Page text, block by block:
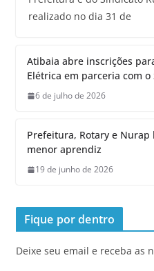
realizado no dia 31 de
Atibaia abre inscrições
Elétrica em parceria com o
6 de julho de 2026
Prefeitura, Rotary e
menor aprendiz
19 de junho de 2026
Fique por dentro
Deixe seu email e receba as